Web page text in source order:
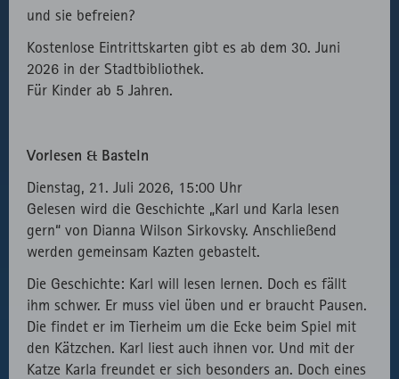
und sie befreien?
Kostenlose Eintrittskarten gibt es ab dem 30. Juni
2026 in der Stadtbibliothek.
Für Kinder ab 5 Jahren.
Vorlesen & Basteln
Dienstag, 21. Juli 2026, 15:00 Uhr
Gelesen wird die Geschichte „Karl und Karla lesen
gern“ von Dianna Wilson Sirkovsky. Anschließend
werden gemeinsam Kazten gebastelt.
Die Geschichte: Karl will lesen lernen. Doch es fällt
ihm schwer. Er muss viel üben und er braucht Pausen.
Die findet er im Tierheim um die Ecke beim Spiel mit
den Kätzchen. Karl liest auch ihnen vor. Und mit der
Katze Karla freundet er sich besonders an. Doch eines